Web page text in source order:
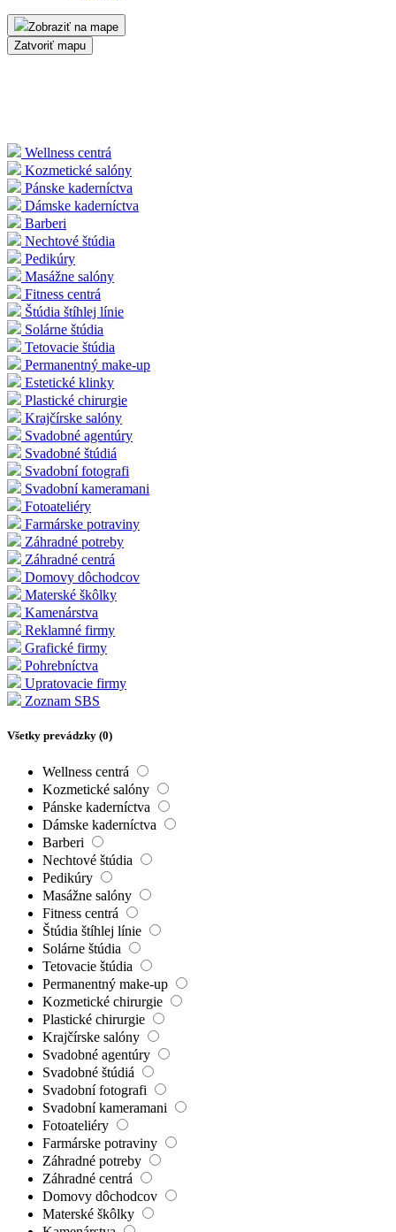
Zobraziť na mape
Zatvoriť mapu
Wellness centrá
Kozmetické salóny
Pánske kaderníctva
Dámske kaderníctva
Barberi
Nechtové štúdia
Pedikúry
Masážne salóny
Fitness centrá
Štúdia štíhlej línie
Solárne štúdia
Tetovacie štúdia
Permanentný make-up
Estetické klinky
Plastické chirurgie
Krajčírske salóny
Svadobné agentúry
Svadobné štúdiá
Svadobní fotografi
Svadobní kameramani
Fotoateliéry
Farmárske potraviny
Záhradné potreby
Záhradné centrá
Domovy dôchodcov
Materské škôlky
Kamenárstva
Reklamné firmy
Grafické firmy
Pohrebníctva
Upratovacie firmy
Zoznam SBS
Všetky prevádzky (0)
Wellness centrá
Kozmetické salóny
Pánske kaderníctva
Dámske kaderníctva
Barberi
Nechtové štúdia
Pedikúry
Masážne salóny
Fitness centrá
Štúdia štíhlej línie
Solárne štúdia
Tetovacie štúdia
Permanentný make-up
Kozmetické chirurgie
Plastické chirurgie
Krajčírske salóny
Svadobné agentúry
Svadobné štúdiá
Svadobní fotografi
Svadobní kameramani
Fotoateliéry
Farmárske potraviny
Záhradné potreby
Záhradné centrá
Domovy dôchodcov
Materské škôlky